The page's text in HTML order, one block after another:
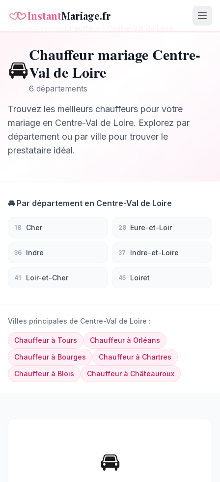
InstantMariage.fr
🚘
Chauffeurmariage Centre-
Val de Loire
6 départements
Trouvez les meilleurs chauffeurs pour votre
mariage en Centre-Val de Loire. Explorez par
département ou par ville pour trouver le
prestataire idéal.
🚘 Par département en Centre-Val de Loire
18 Cher 28 Eure-et-Loir
36 Indre 37 Indre-et-Loire
41 Loir-et-Cher 45 Loiret
Villes principales de Centre-Val de Loire :
Chauffeurà Tours Chauffeurà Orléans
Chauffeurà Bourges Chauffeurà Chartres
Chauffeurà Blois Chauffeurà Châteauroux
🚘